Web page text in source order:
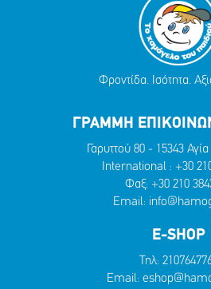
Φροντίδα. Ισότητα.
ΓΡΑΜΜΗ
Γαρυττού 80 - 15343
International : +30
Φαξ: +30 210
Email:
E-SHOP
Τηλ:
Email: